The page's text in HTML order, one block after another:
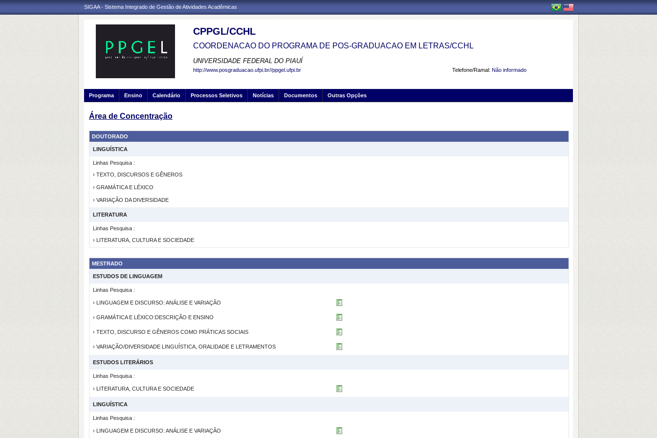
SIGAA - Sistema Integrado de Gestão de Atividades Acadêmicas
CPPGL/CCHL
COORDENACAO DO PROGRAMA DE POS-GRADUACAO EM LETRAS/CCHL
UNIVERSIDADE FEDERAL DO PIAUÍ
Telefone/Ramal: Não informado
http://www.posgraduacao.ufpi.br//ppgel.ufpi.br
Programa Ensino Calendário Processos Seletivos Notícias Documentos Outras Opções
Área de Concentração
DOUTORADO
LINGUÍSTICA
Linhas Pesquisa :
› TEXTO, DISCURSOS E GÊNEROS
› GRAMÁTICA E LÉXICO
› VARIAÇÃO DA DIVERSIDADE
LITERATURA
Linhas Pesquisa :
› LITERATURA, CULTURA E SOCIEDADE
MESTRADO
ESTUDOS DE LINGUAGEM
Linhas Pesquisa :
› LINGUAGEM E DISCURSO: ANÁLISE E VARIAÇÃO
› GRAMÁTICA E LÉXICO:DESCRIÇÃO E ENSINO
› TEXTO, DISCURSO E GÊNEROS COMO PRÁTICAS SOCIAIS
› VARIAÇÃO/DIVERSIDADE LINGUÍSTICA, ORALIDADE E LETRAMENTOS
ESTUDOS LITERÁRIOS
Linhas Pesquisa :
› LITERATURA, CULTURA E SOCIEDADE
LINGUÍSTICA
Linhas Pesquisa :
› LINGUAGEM E DISCURSO: ANÁLISE E VARIAÇÃO